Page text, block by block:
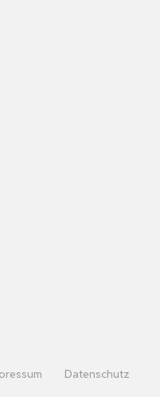
Datenschutz